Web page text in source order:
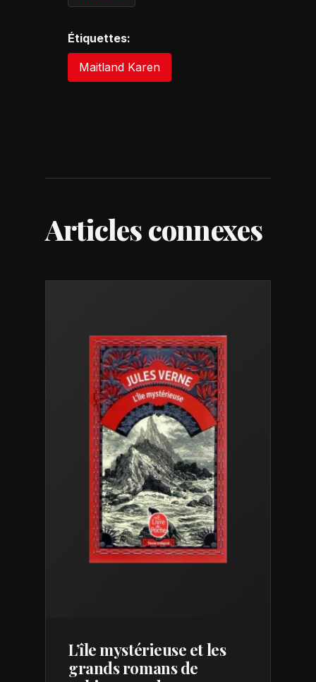
Étiquettes:
Maitland Karen
Articles connexes
L’île mystérieuse et les
grands romans de